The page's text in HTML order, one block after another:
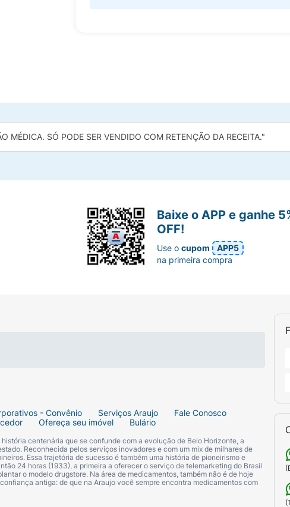
MÉDICA. SÓ PODE SER VENDIDO COM RETENÇÃO DA RECEITA."
- Convênio Serviços Araujo
Fale Conosco
Ofereça seu imóvel Bulário
centenária que se confunde com a evolução de Belo Horizonte, a
Reconhecida pelos serviços inovadores e com um mix de milhares de
Essa trajetória de sucesso é também uma história de pioneirismo e
24 horas (1933), a primeira a oferecer o serviço de telemarketing do Brasil
o modelo drugstore. Na área de medicamentos, também não é de hoje
antiga: de que na Araujo você sempre encontra medicamentos com
Baixe o APP e ganhe
OFF!
Use ocupom
APP5
na primeira compra